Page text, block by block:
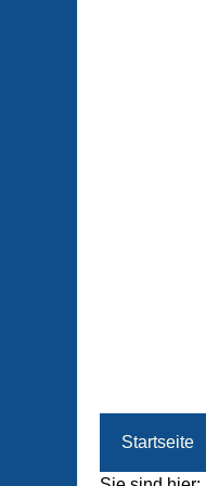
Startseite